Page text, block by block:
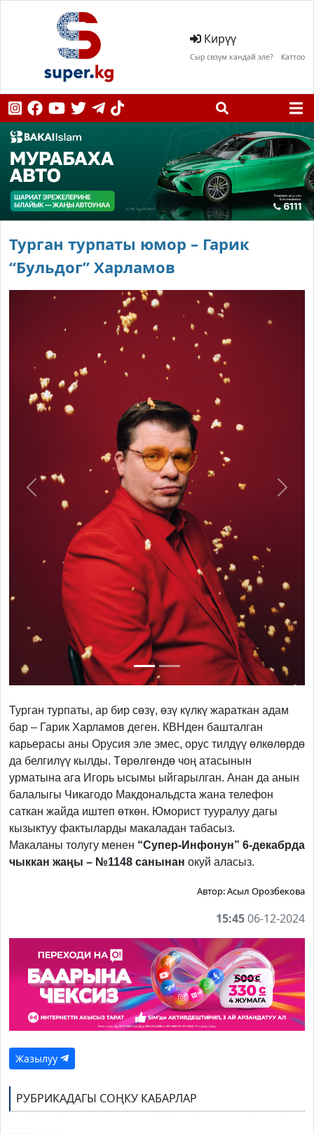
Кирүү
Сыр сөзүм кандай эле? Каттоо
Турган турпаты юмор – Гарик
“Бульдог” Харламов
Previous Next
Турган турпаты, ар бир сөзү, өзү күлкү жараткан адам
бар – Гарик Харламов деген. КВНден башталган
карьерасы аны Орусия эле эмес, орус тилдүү өлкөлөрдө
да белгилүү кылды. Төрөлгөндө чоң атасынын
урматына ага Игорь ысымы ыйгарылган. Анан да анын
балалыгы Чикагодо Макдональдста жана телефон
саткан жайда иштеп өткөн. Юморист тууралуу дагы
кызыктуу фактыларды макаладан табасыз.
Макаланы толугу менен “Супер-Инфонун” 6-декабрда
чыккан жаңы – №1148 санынан окуй аласыз.
Автор:Асыл Орозбекова
15:4506-12-2024
Жазылуу
РУБРИКАДАГЫ СОҢКУ КАБАРЛАР